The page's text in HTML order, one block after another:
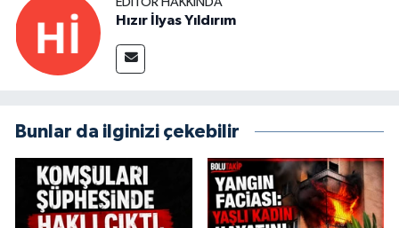
Hızır İlyas Yıldırım
Bunlar da ilginizi çekebilir